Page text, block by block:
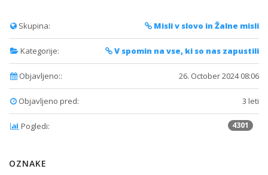
Skupina: Misli v slovo in Žalne misli
Kategorije: V spomin na vse, ki so nas zapustili
Objavljeno:: 26. October 2024 08:06
Objavljeno pred: 3 leti
Pogledi: 4301
OZNAKE